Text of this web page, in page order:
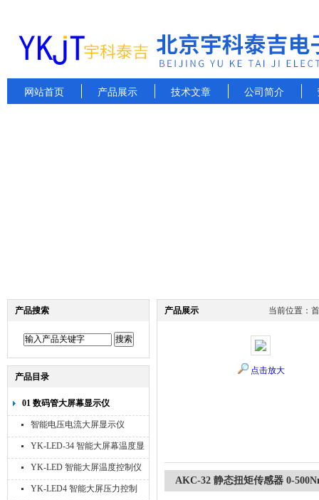
网站首页 产品展示 技术文章 公司简介
产品搜索
产品目录
01 数码管大屏幕显示仪
智能电压电流大屏显示仪
YK-LED-34 智能大屏幕温度显
示仪
YK-LED 智能大屏温度控制仪
YK-LED4 智能大屏压力控制
产品展示 当前位置：
点击放大
AKC-32 静态扭矩传感器 0-